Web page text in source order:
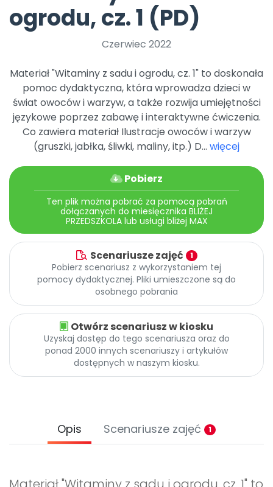
Archiwalne numery
Promocje
ogrodu, cz. 1 (PD)
Czerwiec 2022
Materiał "Witaminy z sadu i ogrodu, cz. 1" to doskonała
pomoc dydaktyczna, która wprowadza dzieci w
świat owoców i warzyw, a także rozwija umiejętności
językowe poprzez zabawę i interaktywne ćwiczenia.
Co zawiera materiał Ilustracje owoców i warzyw
(gruszki, jabłka, śliwki, maliny, itp.) D... więcej
Pobierz
Ten plik można pobrać za pomocą pobrań
dołączanych do miesięcznika BLIŻEJ
PRZEDSZKOLA lub usługi bliżej MAX
Scenariusze zajęć 1
Pobierz scenariusz z wykorzystaniem tej
pomocy dydaktycznej. Pliki umieszczone są do
osobnego pobrania
Otwórz scenariusz w kiosku
Uzyskaj dostęp do tego scenariusza oraz do
ponad 2000 innych scenariuszy i artykułów
dostępnych w naszym kiosku.
Opis Scenariusze zajęć 1